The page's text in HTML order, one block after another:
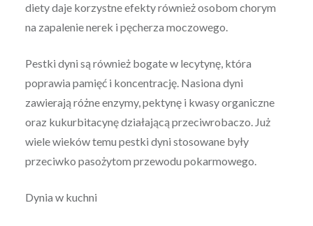
diety daje korzystne efekty również osobom chorym
na zapalenie nerek i pęcherza moczowego.
Pestki dyni są również bogate w lecytynę, która
poprawia pamięć i koncentrację. Nasiona dyni
zawierają różne enzymy, pektynę i kwasy organiczne
oraz kukurbitacynę działającą przeciwrobaczo. Już
wiele wieków temu pestki dyni stosowane były
przeciwko pasożytom przewodu pokarmowego.
Dynia w kuchni